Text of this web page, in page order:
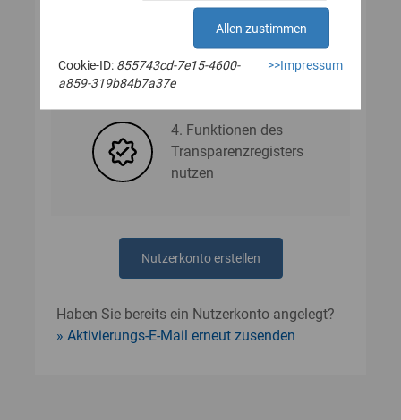
bestätigen
3. Nutzerdaten angeben
4. Funktionen des
Transparenzregisters
nutzen
Nutzerkonto erstellen
Haben Sie bereits ein Nutzerkonto angelegt?
Aktivierungs-E-Mail erneut zusenden
Allen zustimmen
Cookie-ID: 855743cd-7e15-4600-
a859-319b84b7a37e
>>Impressum